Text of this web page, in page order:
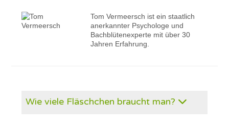
Tom Vermeersch ist ein staatlich
anerkannter Psychologe und
Bachblütenexperte mit über 30
Jahren Erfahrung.
Wie viele Fläschchen braucht man?